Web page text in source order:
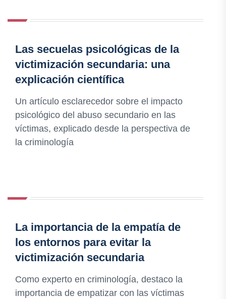
Las secuelas psicológicas de la
victimización secundaria: una
explicación científica
Un artículo esclarecedor sobre el impacto
psicológico del abuso secundario en las
víctimas, explicado desde la perspectiva de
la criminología
La importancia de la empatía de
los entornos para evitar la
victimización secundaria
Como experto en criminología, destaco la
importancia de empatizar con las víctimas